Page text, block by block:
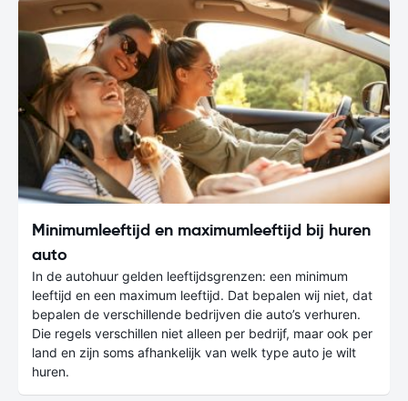
Minimumleeftijd en maximumleeftijd bij huren
auto
In de autohuur gelden leeftijdsgrenzen: een minimum
leeftijd en een maximum leeftijd. Dat bepalen wij niet, dat
bepalen de verschillende bedrijven die auto’s verhuren.
Die regels verschillen niet alleen per bedrijf, maar ook per
land en zijn soms afhankelijk van welk type auto je wilt
huren.